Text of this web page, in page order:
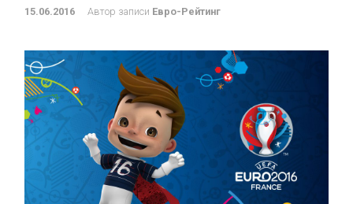
15.06.2016 Автор записи Евро-Рейтинг